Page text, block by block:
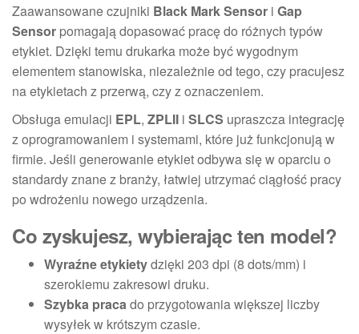
Zaawansowane czujniki Black Mark Sensor i Gap
Sensor pomagają dopasować pracę do różnych typów
etykiet. Dzięki temu drukarka może być wygodnym
elementem stanowiska, niezależnie od tego, czy pracujesz
na etykietach z przerwą, czy z oznaczeniem.
Obsługa emulacji EPL, ZPLII i SLCS upraszcza integrację
z oprogramowaniem i systemami, które już funkcjonują w
firmie. Jeśli generowanie etykiet odbywa się w oparciu o
standardy znane z branży, łatwiej utrzymać ciągłość pracy
po wdrożeniu nowego urządzenia.
Co zyskujesz, wybierając ten model?
Wyraźne etykietydzięki 203 dpi (8 dots/mm) i
szerokiemu zakresowi druku.
Szybka pracado przygotowania większej liczby
wysyłek w krótszym czasie.